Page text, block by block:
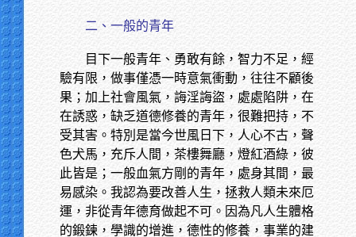
二、一般的青年
目下一般青年、勇敢有餘，智力不足，經
驗有限，做事僅憑一時意氣衝動，往往不顧後
果；加上社會風氣，誨淫誨盜，處處陷阱，在
在誘惑，缺乏道德修養的青年，很難把持，不
受其害。特別是當今世風日下，人心不古，聲
色犬馬，充斥人間，茶樓舞廳，燈紅酒綠，彼
此皆是；一般血氣方剛的青年，處身其間，最
易感染。我認為要改善人生，拯救人類未來厄
運，非從青年德育做起不可。因為凡人生體格
的鍛鍊，學識的增進，德性的修養，事業的建